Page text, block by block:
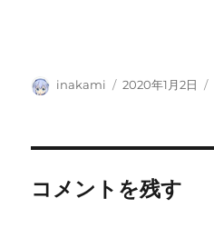
投
inakami
投
2020年1月2日
コメントを残す